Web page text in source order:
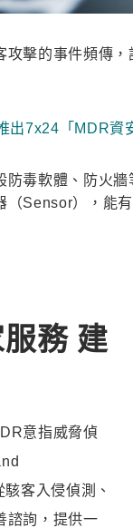
擊的事件頻傳
出7x24「MDR資
毒軟體、防火
Sensor），能
務 建
意指威脅偵
客入侵偵測、
諮詢，提供一